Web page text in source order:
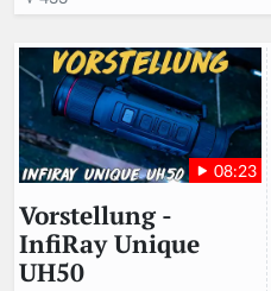
08:23
Vorstellung -
InfiRay Unique
UH50